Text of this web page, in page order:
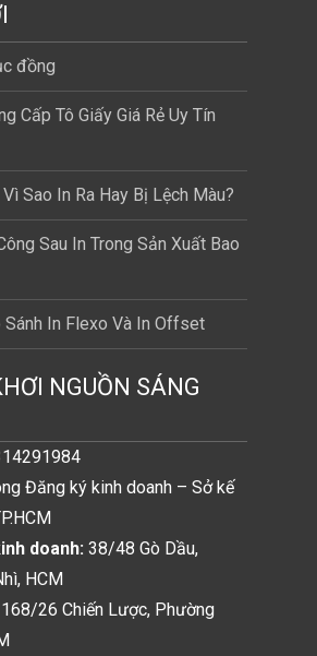
đồng
Cấp Tô Giấy Giá Rẻ Uy Tín
Sao In Ra Hay Bị Lệch Màu?
Sau In Trong Sản Xuất Bao
Sánh In Flexo Và In Offset
NGUỒN SÁNG
Đăng ký kinh doanh – Sở kế
doanh: 38/48 Gò Dầu,
HCM
168/26 Chiến Lược, Phường